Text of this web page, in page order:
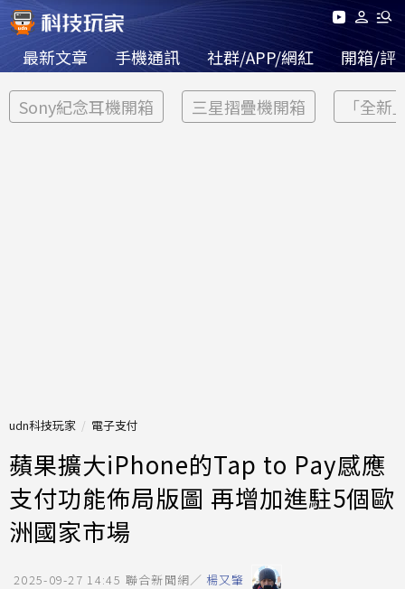
最新文章 手機通訊 社群/APP/網紅 開箱/評
Sony紀念耳機開箱 三星摺疊機開箱 「全新
udn科技玩家 電子支付
蘋果擴大iPhone的Tap to Pay感應
支付功能佈局版圖 再增加進駐5個歐
洲國家市場
2025-09-27 14:45 聯合新聞網／ 楊又肇